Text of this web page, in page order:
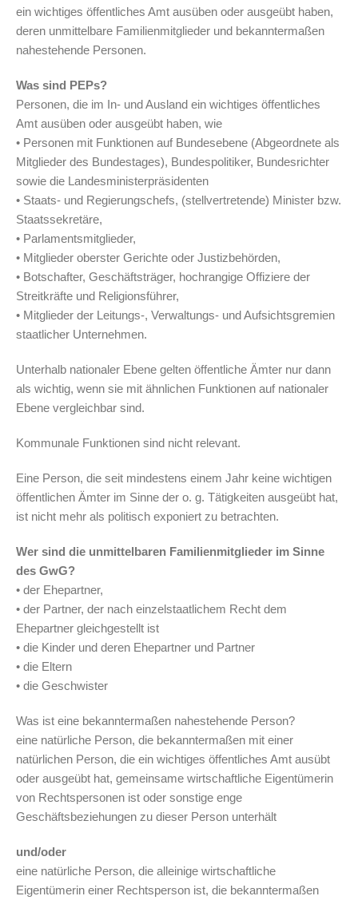
ein wichtiges öffentliches Amt ausüben oder ausgeübt haben,
deren unmittelbare Familienmitglieder und bekanntermaßen
nahestehende Personen.
Was sind PEPs?
Personen, die im In- und Ausland ein wichtiges öffentliches
Amt ausüben oder ausgeübt haben, wie
• Personen mit Funktionen auf Bundesebene (Abgeordnete als
Mitglieder des Bundestages), Bundespolitiker, Bundesrichter
sowie die Landesministerpräsidenten
• Staats- und Regierungschefs, (stellvertretende) Minister bzw.
Staatssekretäre,
• Parlamentsmitglieder,
• Mitglieder oberster Gerichte oder Justizbehörden,
• Botschafter, Geschäftsträger, hochrangige Offiziere der
Streitkräfte und Religionsführer,
• Mitglieder der Leitungs-, Verwaltungs- und Aufsichtsgremien
staatlicher Unternehmen.
Unterhalb nationaler Ebene gelten öffentliche Ämter nur dann
als wichtig, wenn sie mit ähnlichen Funktionen auf nationaler
Ebene vergleichbar sind.
Kommunale Funktionen sind nicht relevant.
Eine Person, die seit mindestens einem Jahr keine wichtigen
öffentlichen Ämter im Sinne der o. g. Tätigkeiten ausgeübt hat,
ist nicht mehr als politisch exponiert zu betrachten.
Wer sind die unmittelbaren Familienmitglieder im Sinne
des GwG?
• der Ehepartner,
• der Partner, der nach einzelstaatlichem Recht dem
Ehepartner gleichgestellt ist
• die Kinder und deren Ehepartner und Partner
• die Eltern
• die Geschwister
Was ist eine bekanntermaßen nahestehende Person?
eine natürliche Person, die bekanntermaßen mit einer
natürlichen Person, die ein wichtiges öffentliches Amt ausübt
oder ausgeübt hat, gemeinsame wirtschaftliche Eigentümerin
von Rechtspersonen ist oder sonstige enge
Geschäftsbeziehungen zu dieser Person unterhält
und/oder
eine natürliche Person, die alleinige wirtschaftliche
Eigentümerin einer Rechtsperson ist, die bekanntermaßen